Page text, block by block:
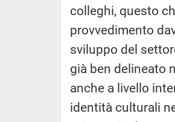
colleghi, questo
provvedimento
sviluppo del
già ben delineato
anche a livello
identità culturali